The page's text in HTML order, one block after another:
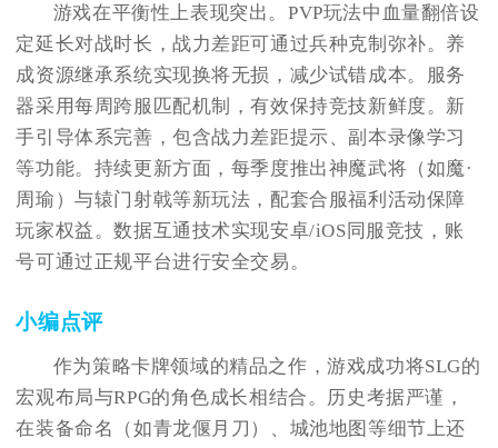
游戏在平衡性上表现突出。PVP玩法中血量翻倍设
定延长对战时长，战力差距可通过兵种克制弥补。养
成资源继承系统实现换将无损，减少试错成本。服务
器采用每周跨服匹配机制，有效保持竞技新鲜度。新
手引导体系完善，包含战力差距提示、副本录像学习
等功能。持续更新方面，每季度推出神魔武将（如魔·
周瑜）与辕门射戟等新玩法，配套合服福利活动保障
玩家权益。数据互通技术实现安卓/iOS同服竞技，账
号可通过正规平台进行安全交易。
小编点评
作为策略卡牌领域的精品之作，游戏成功将SLG的
宏观布局与RPG的角色成长相结合。历史考据严谨，
在装备命名（如青龙偃月刀）、城池地图等细节上还